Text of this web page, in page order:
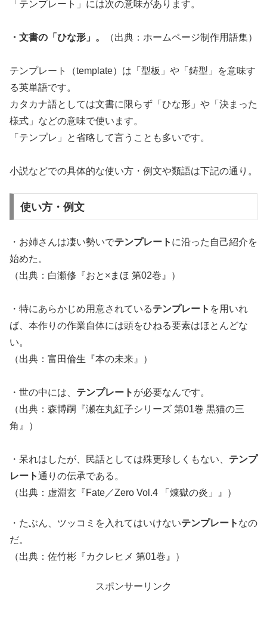
「テンプレート」には次の意味があります。
・文書の「ひな形」。 （出典：ホームページ制作用語集）
テンプレート（template）は「型板」や「鋳型」を意味す
る英単語です。
カタカナ語としては文書に限らず「ひな形」や「決まった
様式」などの意味で使います。
「テンプレ」と省略して言うことも多いです。
小説などでの具体的な使い方・例文や類語は下記の通り。
使い方・例文
・お姉さんは凄い勢いでテンプレート に沿った自己紹介を
始めた。
（出典：白瀬修『おと×まほ 第02巻』）
・特にあらかじめ用意されているテンプレート を用いれ
ば、本作りの作業自体には頭をひねる要素はほとんどな
い。
（出典：富田倫生『本の未来』）
・世の中には、 テンプレート が必要なんです。
（出典：森博嗣『瀬在丸紅子シリーズ 第01巻 黒猫の三
角』）
・呆れはしたが、民話としては殊更珍しくもない、 テンプ
レート通りの伝承である。
（出典：虚淵玄『Fate／Zero Vol.4 「煉獄の炎」』）
・たぶん、ツッコミを入れてはいけないテンプレート なの
だ。
（出典：佐竹彬『カクレヒメ 第01巻』）
スポンサーリンク